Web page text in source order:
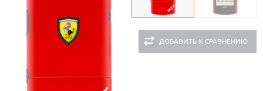
ДОБАВИТЬ К СРАВНЕНИЮ